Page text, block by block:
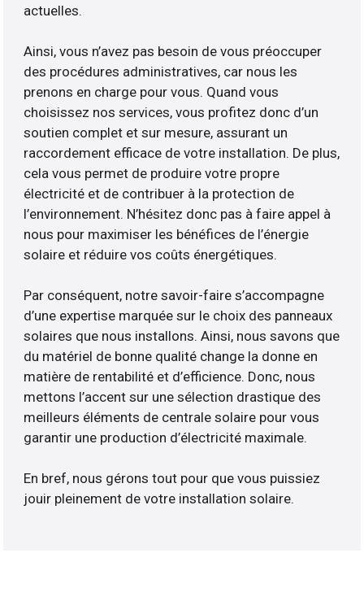
actuelles.
Ainsi, vous n’avez pas besoin de vous préoccuper
des procédures administratives, car nous les
prenons en charge pour vous. Quand vous
choisissez nos services, vous profitez donc d’un
soutien complet et sur mesure, assurant un
raccordement efficace de votre installation. De plus,
cela vous permet de produire votre propre
électricité et de contribuer à la protection de
l’environnement. N’hésitez donc pas à faire appel à
nous pour maximiser les bénéfices de l’énergie
solaire et réduire vos coûts énergétiques.
Par conséquent, notre savoir-faire s’accompagne
d’une expertise marquée sur le choix des panneaux
solaires que nous installons. Ainsi, nous savons que
du matériel de bonne qualité change la donne en
matière de rentabilité et d’efficience. Donc, nous
mettons l’accent sur une sélection drastique des
meilleurs éléments de centrale solaire pour vous
garantir une production d’électricité maximale.
En bref, nous gérons tout pour que vous puissiez
jouir pleinement de votre installation solaire.